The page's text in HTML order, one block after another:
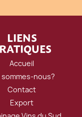
LIENS
Accueil
sommes-nous?
Contact
Export